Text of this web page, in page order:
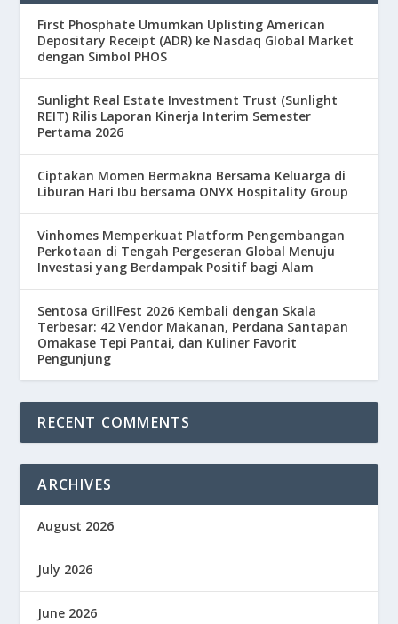
First Phosphate Umumkan Uplisting American
Depositary Receipt (ADR) ke Nasdaq Global Market
dengan Simbol PHOS
Sunlight Real Estate Investment Trust (Sunlight
REIT) Rilis Laporan Kinerja Interim Semester
Pertama 2026
Ciptakan Momen Bermakna Bersama Keluarga di
Liburan Hari Ibu bersama ONYX Hospitality Group
Vinhomes Memperkuat Platform Pengembangan
Perkotaan di Tengah Pergeseran Global Menuju
Investasi yang Berdampak Positif bagi Alam
Sentosa GrillFest 2026 Kembali dengan Skala
Terbesar: 42 Vendor Makanan, Perdana Santapan
Omakase Tepi Pantai, dan Kuliner Favorit
Pengunjung
RECENT COMMENTS
ARCHIVES
August 2026
July 2026
June 2026